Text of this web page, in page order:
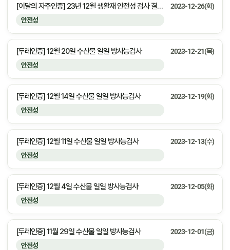
안전성
[이달의 자주인증] 23년 12월 생활재 안전성 검사 결과 안내 2023-12-26(화)
안전성
[두레인증] 12월 20일 수산물 일일 방사능검사 2023-12-21(목)
안전성
[두레인증] 12월 14일 수산물 일일 방사능검사 2023-12-19(화)
안전성
[두레인증] 12월 11일 수산물 일일 방사능검사 2023-12-13(수)
안전성
[두레인증] 12월 4일 수산물 일일 방사능검사 2023-12-05(화)
안전성
[두레인증] 11월 29일 수산물 일일 방사능검사 2023-12-01(금)